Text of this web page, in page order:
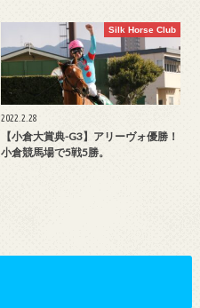
Silk Horse Club
2022.2.28
【小倉大賞典-G3】アリーヴォ優勝！
小倉競馬場で5戦5勝。